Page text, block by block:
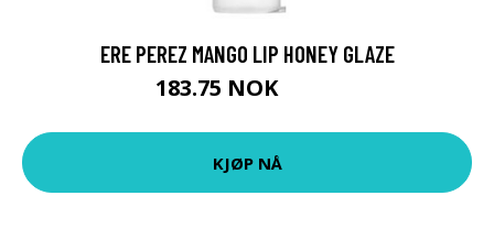
ERE PEREZ MANGO LIP HONEY GLAZE
183.75 NOK
KJØP NÅ